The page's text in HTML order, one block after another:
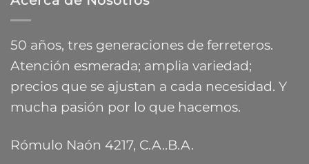
$26.083,54
50 años, tres generaciones de ferreteros.
Atención esmerada; amplia variedad;
precios que se ajustan a cada necesidad. Y
mucha pasión por lo que hacemos.
Rómulo Naón 4217, C.A..B.A.